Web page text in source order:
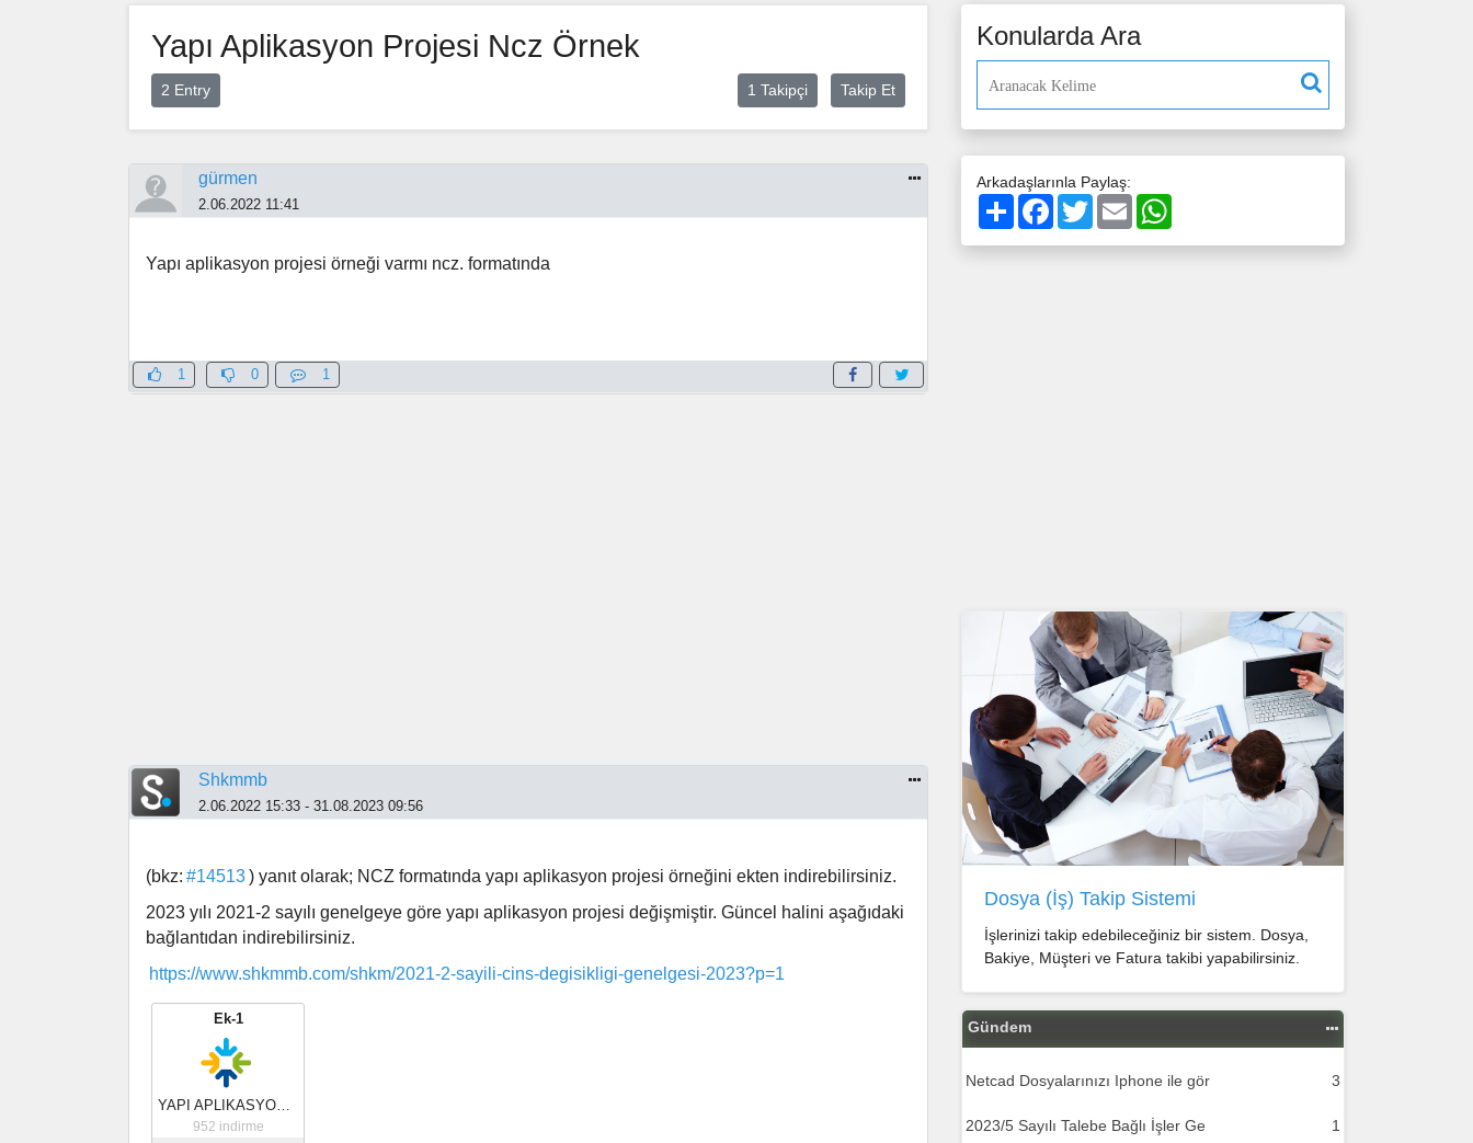
Yapı Aplikasyon Projesi Ncz Örnek
1 Takipçi Takip Et
2 Entry
gürmen
2.06.2022 11:41
Yapı aplikasyon projesi örneği varmı ncz. formatında
1 0 1
Shkmmb
2.06.2022 15:33 - 31.08.2023 09:56
(bkz: #14513) yanıt olarak; NCZ formatında yapı aplikasyon projesi örneğini ekten indirebilirsiniz.
2023 yılı 2021-2 sayılı genelgeye göre yapı aplikasyon projesi değişmiştir. Güncel halini aşağıdaki
bağlantıdan indirebilirsiniz.
https://www.shkmmb.com/shkm/2021-2-sayili-cins-degisikligi-genelgesi-2023?p=1
Ek-1
YAPI APLIKASYON PROJESI NCZ
952 indirme
Konularda Ara
Arkadaşlarınla Paylaş:
PaylaşFacebook
TwitterEmail
Dosya (İş) Takip Sistemi
İşlerinizi takip edebileceğiniz bir sistem. Dosya,
Bakiye, Müşteri ve Fatura takibi yapabilirsiniz.
Gündem
Netcad Dosyalarınızı Iphone ile gör 3
2023/5 Sayılı Talebe Bağlı İşler Ge 1